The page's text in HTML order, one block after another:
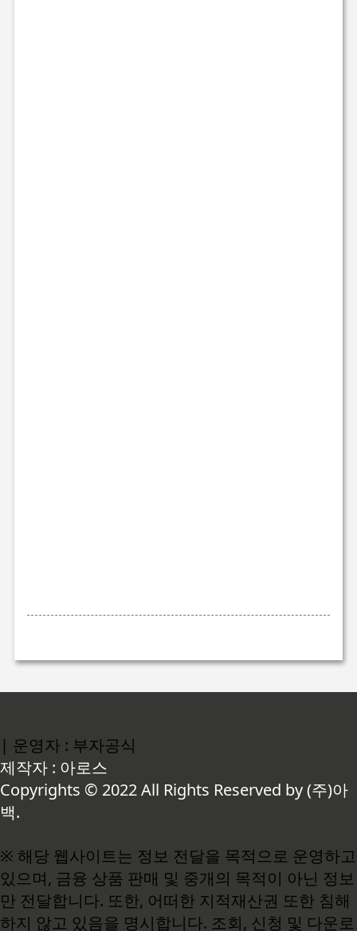
| 운영자 : 부자공식
제작자 : 아로스
Copyrights © 2022 All Rights Reserved by (주)아
백.
※ 해당 웹사이트는 정보 전달을 목적으로 운영하고
있으며, 금융 상품 판매 및 중개의 목적이 아닌 정보
만 전달합니다. 또한, 어떠한 지적재산권 또한 침해
하지 않고 있음을 명시합니다. 조회, 신청 및 다운로